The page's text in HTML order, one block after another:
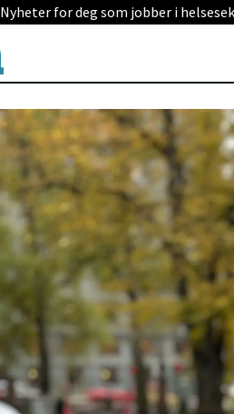
Nyheter for deg som jobber i